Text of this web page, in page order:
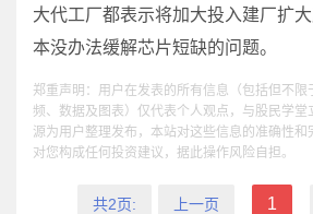
大代工厂都表示将加大投入建厂扩
本没办法缓解芯片短缺的问题。
郑重声明：用户在发表的所有信息（包括但不限
频、数据及图表）仅代表个人观点，与股民学堂
源为用户整理发布，本站对这些信息的准确性和
对您构成任何投资建议，据此操作风险自担。
共2页: 上一页 1